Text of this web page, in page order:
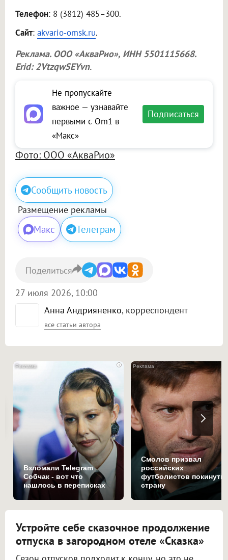
Телефон: 8 (3812) 485–300.
Сайт: akvario-omsk.ru.
Реклама. ООО «АкваРио», ИНН 5501115668.
Erid: 2VtzqwSEYvn.
Не пропускайте
важное — узнавайте
первыми с Om1 в
«Макс»
Подписаться
Фото: ООО «АкваРио»
Сообщить новость
Размещение рекламы
Макс Телеграм
Анна Андрияненко, корреспондент
все статьи автора
27 июля 2026, 10:00
Поделиться
i
Взломали Telegram
Собчак - вот что
нашлось в переписках
Смолов призвал
российских
футболистов покинуть
страну
Устройте себе сказочное продолжение
отпуска в загородном отеле «Сказка»